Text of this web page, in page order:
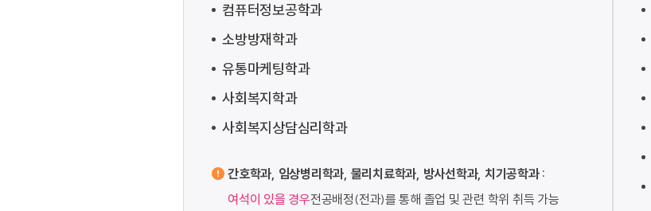
컴퓨터정보공학과
소방방재학과
유통마케팅학과
사회복지학과
사회복지상담심리학과
간호학과, 임상병리학과, 물리치료학과, 방사선학과, 치기공학과 :
여석이 있을 경우전공배정(전과)를 통해 졸업 및 관련 학위 취득 가능